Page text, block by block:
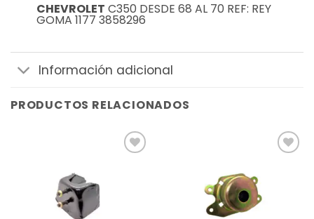
CHEVROLET C350 DESDE 68 AL 70 REF: REY
GOMA 1177 3858296
Información adicional
PRODUCTOS RELACIONADOS